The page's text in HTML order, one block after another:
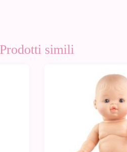
Prodotti simili